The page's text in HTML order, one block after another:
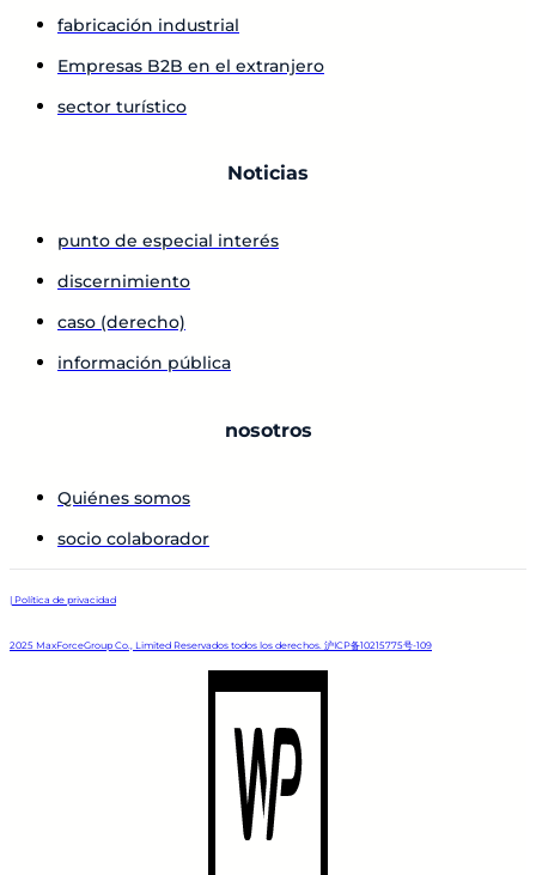
fabricación industrial
Empresas B2B en el extranjero
sector turístico
Noticias
punto de especial interés
discernimiento
caso (derecho)
información pública
nosotros
Quiénes somos
socio colaborador
| Política de privacidad
2025 MaxForceGroup Co., Limited Reservados todos los derechos. 沪ICP备10215775号-109